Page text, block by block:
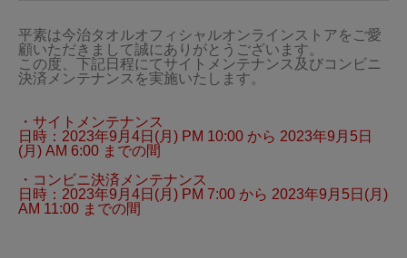
平素は今治タオルオフィシャルオンラインストアをご愛
顧いただきまして誠にありがとうございます。
この度、下記日程にてサイトメンテナンス及びコンビニ
決済メンテナンスを実施いたします。
・サイトメンテナンス
日時：2023年9月4日(月) PM 10:00 から 2023年9月5日
(月) AM 6:00 までの間
・コンビニ決済メンテナンス
日時：2023年9月4日(月) PM 7:00 から 2023年9月5日(月)